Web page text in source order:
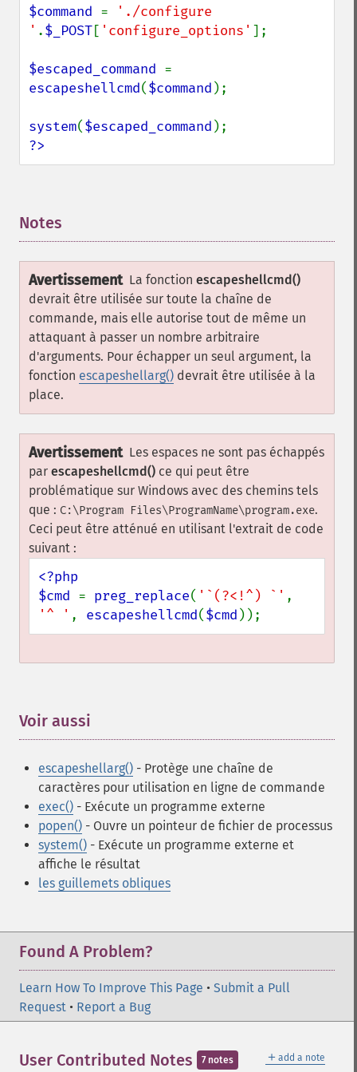
$command =
'./configure
' .$_POST[ 'configure_options' ];
$escaped_command
escapeshellcmd($command );
system($escaped_command
?>
Notes
Avertissement La fonction escapeshellcmd()
devrait être utilisée sur toute la chaîne de
commande, mais elle autorise tout de même un
attaquant à passer un nombre arbitraire
d'arguments. Pour échapper un seul argument, la
fonction escapeshellarg() devrait être utilisée à la
place.
Avertissement Les espaces ne sont pas échappés
par escapeshellcmd() ce qui peut être
problématique sur Windows avec des chemins tels
que : C:\Program Files\ProgramName\program.exe.
Ceci peut être atténué en utilisant l'extrait de code
suivant :
<?php
$cmd = preg_replace( '`(?<!^) `'
'^ ' , escapeshellcmd($cmd ));
Voir aussi
escapeshellarg() - Protège une chaîne de
caractères pour utilisation en ligne de commande
exec() - Exécute un programme externe
popen() - Ouvre un pointeur de fichier de processus
system() - Exécute un programme externe et
affiche le résultat
les guillemets obliques
Found A Problem?
Learn How To Improve This Page • Submit a Pull
Request • Report a Bug
＋ add a note
User Contributed Notes 7 notes